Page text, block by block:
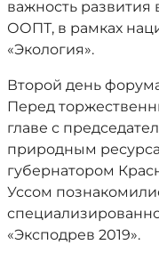
важность развития
ООПТ, в рамках
«Экология».
Второй день
Перед
главе с
природным
губернатором
Уссом
«Эксподрев 2019».